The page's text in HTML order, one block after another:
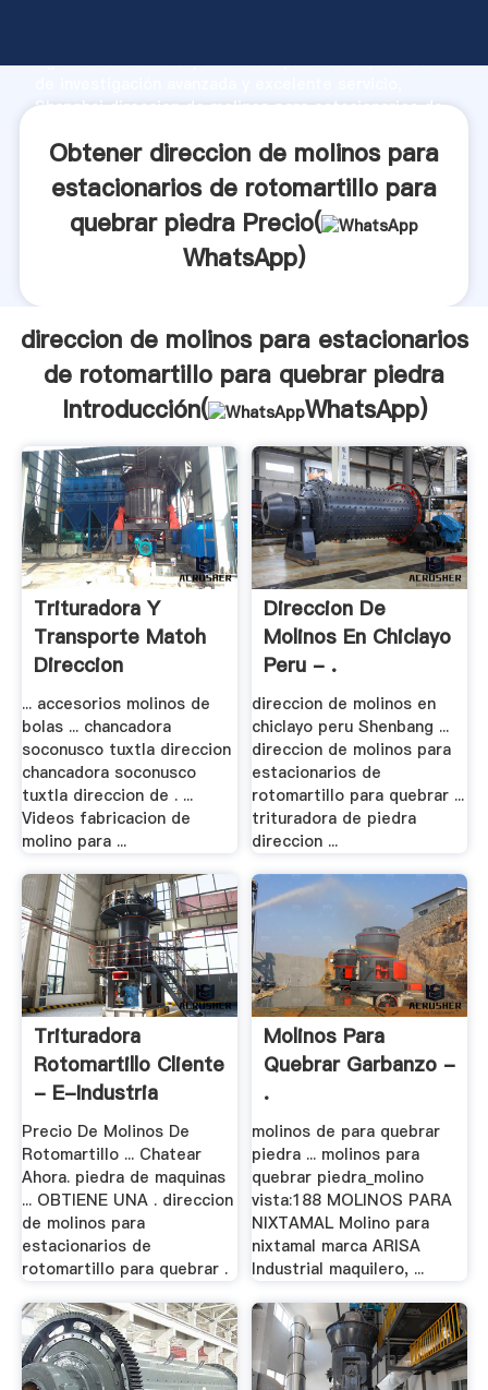
Agarrando fuerte capacidad de producción, fuerza
Shanghai direccion de molinos para estacionarios de
valor y aporta valores a todos los clientes.
Obtener direccion de molinos para
estacionarios de rotomartillo para
quebrar piedra Precio(
WhatsApp)
direccion de molinos para estacionarios
de rotomartillo para quebrar piedra
Introducción(
WhatsApp)
Trituradora Y
Transporte Matoh
Direccion
... accesorios molinos de
bolas ... chancadora
soconusco tuxtla direccion
chancadora soconusco
tuxtla direccion de . ...
Videos fabricacion de
molino para ...
Direccion De
Molinos En Chiclayo
Peru - .
direccion de molinos en
chiclayo peru Shenbang ...
direccion de molinos para
estacionarios de
rotomartillo para quebrar ...
trituradora de piedra
direccion ...
Trituradora
Rotomartillo Cliente
- E-Industria
Precio De Molinos De
Rotomartillo ... Chatear
Ahora. piedra de maquinas
... OBTIENE UNA . direccion
de molinos para
estacionarios de
rotomartillo para quebrar .
Molinos Para
Quebrar Garbanzo -
.
molinos de para quebrar
piedra ... molinos para
quebrar piedra_molino
vista:188 MOLINOS PARA
NIXTAMAL Molino para
nixtamal marca ARISA
Industrial maquilero, ...